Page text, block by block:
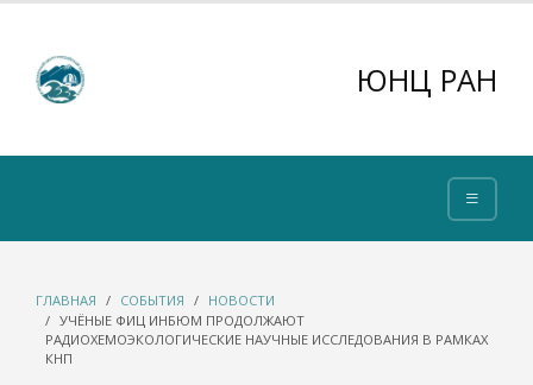
ЮНЦ РАН
ГЛАВНАЯ СОБЫТИЯ
НОВОСТИ
УЧЁНЫЕ ФИЦ ИНБЮМ ПРОДОЛЖАЮТ
РАДИОХЕМОЭКОЛОГИЧЕСКИЕ НАУЧНЫЕ ИССЛЕДОВАНИЯ В РАМКАХ
КНП